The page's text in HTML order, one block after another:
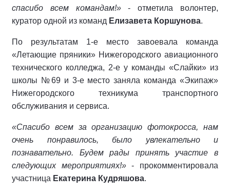
спасибо всем командам!»- отметила волонтер,
куратор одной из команд Елизавета Коршунова.
По результатам 1-е место завоевала команда
«Летающие пряники» Нижегородского авиационного
технического колледжа, 2-е у команды «Слайки» из
школы №69 и 3-е место заняла команда «Экипаж»
Нижегородского техникума транспортного
обслуживания и сервиса.
«Спасибо всем за организацию фотокросса, нам
очень понравилось, было увлекательно и
познавательно. Будем рады принять участие в
следующих мероприятиях!»- прокомментировала
участница Екатерина Кудряшова.